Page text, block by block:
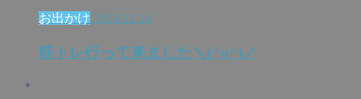
お出かけ 2024.12.14
筋トレ行って来ました＼(^o^)／